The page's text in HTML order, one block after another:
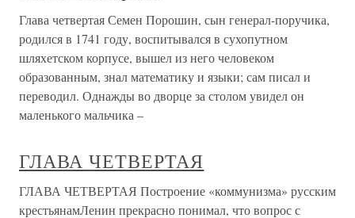
Глава четвертая Семен Порошин, сын генерал-поручика,
родился в 1741 году, воспитывался в сухопутном
шляхетском корпусе, вышел из него человеком
образованным, знал математику и языки; сам писал и
переводил. Однажды во дворце за столом увидел он
маленького мальчика –
ГЛАВА ЧЕТВЕРТАЯ
ГЛАВА ЧЕТВЕРТАЯ Построение «коммунизма» русским
крестьянамЛенин прекрасно понимал, что вопрос с